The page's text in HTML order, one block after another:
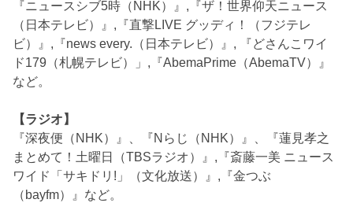
『ニュースシブ5時（NHK）』,『ザ！世界仰天ニュース
（日本テレビ）』,『直撃LIVE グッディ！（フジテレ
ビ）』,『news every.（日本テレビ）』, 『どさんこワイ
ド179（札幌テレビ）」,『AbemaPrime（AbemaTV）』
など。
【ラジオ】
『深夜便（NHK）』、『Nらじ（NHK）』、『蓮見孝之
まとめて！土曜日（TBSラジオ）』,『斎藤一美 ニュース
ワイド「サキドリ!」（文化放送）』,『金つぶ
（bayfm）』など。